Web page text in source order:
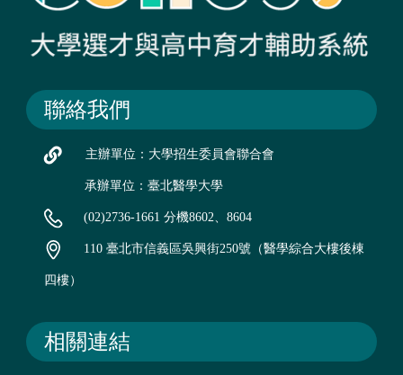
聯絡我們
主辦單位：大學招生委員會聯合會
承辦單位：臺北醫學大學
(02)2736-1661 分機8602、8604
110 臺北市信義區吳興街250號（醫學綜合大樓後棟
四樓）
相關連結